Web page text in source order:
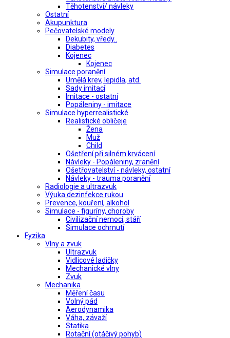
Těhotenství/ návleky
Ostatní
Akupunktura
Pečovatelské modely
Dekubity, vředy..
Diabetes
Kojenec
Kojenec
Simulace poranění
Umělá krev, lepidla, atd.
Sady imitací
Imitace - ostatní
Popáleniny - imitace
Simulace hyperrealistické
Realistické obličeje
Žena
Muž
Child
Ošetření při silném krvácení
Návleky - Popáleniny, zranění
Ošetřovatelství - návleky, ostatní
Návleky - trauma poranění
Radiologie a ultrazvuk
Výuka dezinfekce rukou
Prevence, kouření, alkohol
Simulace - figuríny, choroby
Civilizační nemoci, stáří
Simulace ochrnutí
Fyzika
Vlny a zvuk
Ultrazvuk
Vidlicové ladičky
Mechanické vlny
Zvuk
Mechanika
Měření času
Volný pád
Aerodynamika
Váha, závaží
Statika
Rotační (otáčivý pohyb)